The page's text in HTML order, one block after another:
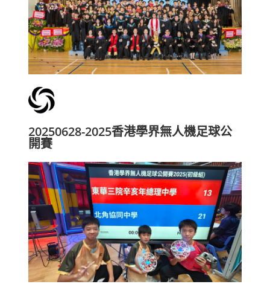
20250628-2025香港學界無人機足球公
開賽